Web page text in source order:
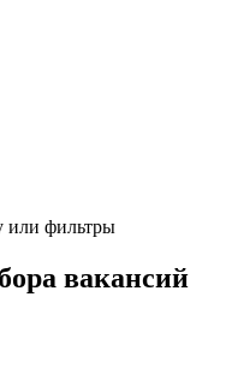
или фильтры
вакансий